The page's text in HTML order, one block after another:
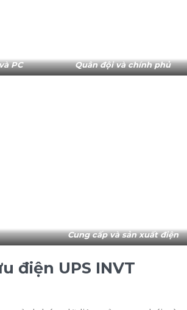
PC Quân đội và chính phủ
Cung cấp và sản xuất điện
điện UPS INVT